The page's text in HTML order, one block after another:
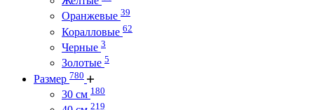
Оранжевые 39
Коралловые 62
Черные 3
Золотые 5
Размер 780
30 см 180
219